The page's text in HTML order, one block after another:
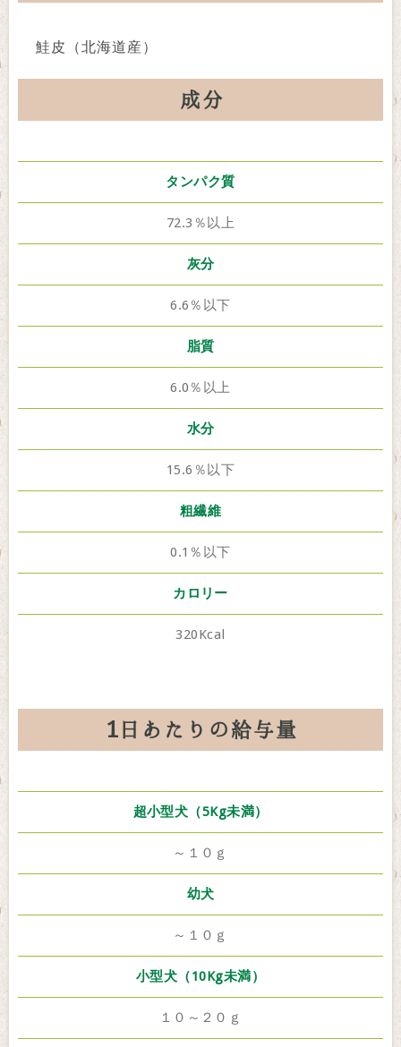
鮭皮（北海道産）
成分
タンパク質
72.3％以上
灰分
6.6％以下
脂質
6.0％以上
水分
15.6％以下
粗繊維
0.1％以下
カロリー
320Kcal
1日あたりの給与量
超小型犬（5Kg未満）
～１０ｇ
幼犬
～１０ｇ
小型犬（10Kg未満）
１０～２０ｇ